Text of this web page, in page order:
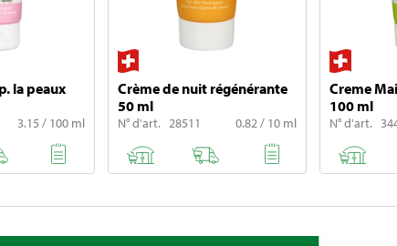
la peaux
3.15 / 100 ml
Crème de nuit régénérante
50 ml
N° d'art. 28511 0.82 / 10 ml
Creme
100 ml
N° d'art.